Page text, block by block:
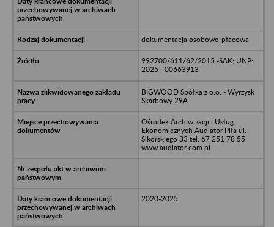
dokumentacja osobowo-płacowa
992700/611/62/2015 -SAK; UNP:
2025 - 00663913
BIGWOOD Spółka z o.o. - Wyrzysk
Skarbowy 29A
Ośrodek Archiwizacji i Usług
Ekonomicznych Audiator Piła ul.
Sikorskiego 33 tel. 67 251 78 55
www.audiator.com.pl
2020-2025